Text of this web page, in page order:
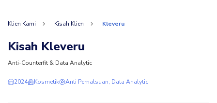
Klien Kami Kisah Klien Kleveru
Kisah Kleveru
Anti-Counterfit & Data Analytic
2024 Kosmetik Anti Pemalsuan, Data Analytic